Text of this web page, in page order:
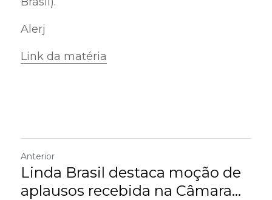
Alerj
Link da matéria
Anterior
Linda Brasil destaca moção de
aplausos recebida na Câmara...